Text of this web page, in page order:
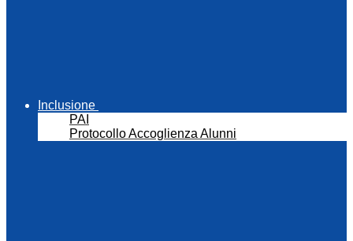
Inclusione
PAI
Protocollo Accoglienza Alunni